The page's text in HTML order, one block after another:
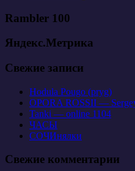
Rambler 100
Яндекс.Метрика
Свежие записи
Hodula Pougo (pryg)
OPORA ROSSII —
Tanki — online 1104
ЧАСЫ
СОЧИнялки
Свежие комментарии